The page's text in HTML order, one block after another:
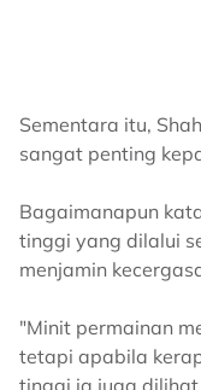
Sementara itu,
sangat penting
Bagaimanapun
tinggi yang dilalui
menjamin
"Minit permainan
tetapi apabila